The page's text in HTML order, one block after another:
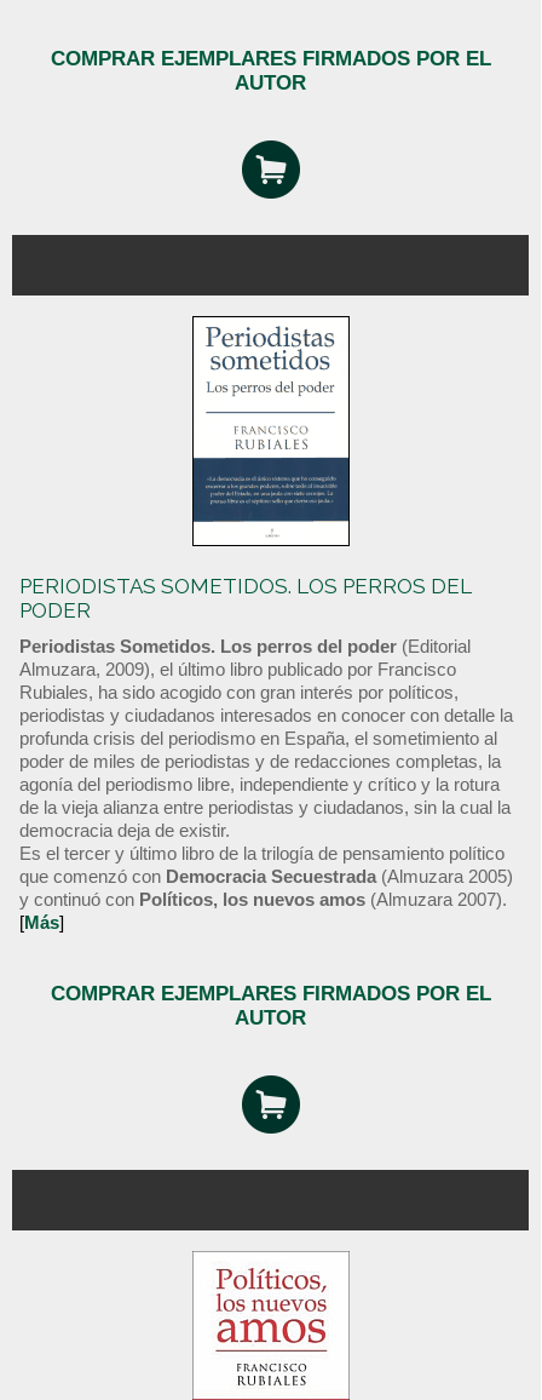
COMPRAR EJEMPLARES FIRMADOS POR EL
AUTOR
PERIODISTAS SOMETIDOS. LOS PERROS DEL
PODER
Periodistas Sometidos. Los perros del poder (Editorial
Almuzara, 2009), el último libro publicado por Francisco
Rubiales, ha sido acogido con gran interés por políticos,
periodistas y ciudadanos interesados en conocer con detalle la
profunda crisis del periodismo en España, el sometimiento al
poder de miles de periodistas y de redacciones completas, la
agonía del periodismo libre, independiente y crítico y la rotura
de la vieja alianza entre periodistas y ciudadanos, sin la cual la
democracia deja de existir.
Es el tercer y último libro de la trilogía de pensamiento político
que comenzó con Democracia Secuestrada (Almuzara 2005)
y continuó con Políticos, los nuevos amos (Almuzara 2007).
[Más]
COMPRAR EJEMPLARES FIRMADOS POR EL
AUTOR